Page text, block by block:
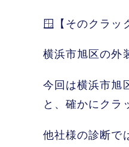
🪟【そのクラッ
横浜市旭区の外
今回は横浜市旭
と、確かにクラ
他社様の診断で